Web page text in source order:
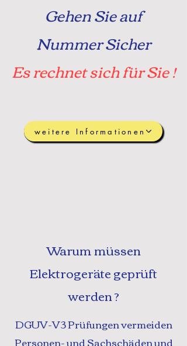
Gehen Sie auf
Nummer Sicher
Es rechnet sich für Sie !
weitere Informationen
Warum müssen
Elektrogeräte geprüft
werden ?
DGUV-V3 Prüfungen vermeiden
Personen- und Sachschäden und